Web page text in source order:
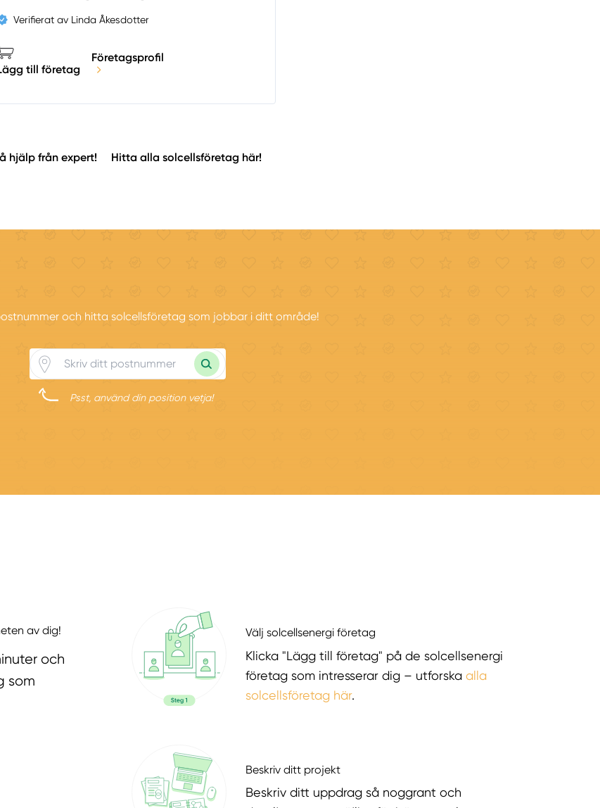
Verifierat av Linda Åkesdotter
till företag
Företagsprofil
hjälp från expert! Hitta alla solcellsföretag här!
och hitta solcellsföretag som jobbar i ditt område!
Psst, använd din position vetja!
av dig!
och
som
Välj solcellsenergi företag
Klicka "Lägg till företag" på de solcellsenergi
företag som intresserar dig – utforska alla
solcellsföretag här.
Beskriv ditt projekt
Beskriv ditt uppdrag så noggrant och